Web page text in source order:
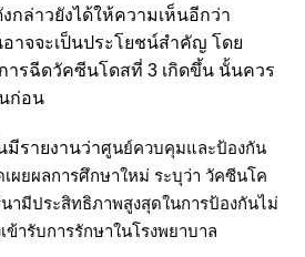
กล่าวยังได้ให้ความเห็นอีกว่า
าจจะเป็นประโยชน์สำคัญ โดย
ารฉีดวัคซีนโดสที่ 3 เกิดขึ้น นั้นควร
ก่อน
รายงานว่าศูนย์ควบคุมและป้องกัน
เผยผลการศึกษาใหม่ ระบุว่า วัคซีนโค
ามีประสิทธิภาพสูงสุดในการป้องกันไม่
ารับการรักษาในโรงพยาบาล